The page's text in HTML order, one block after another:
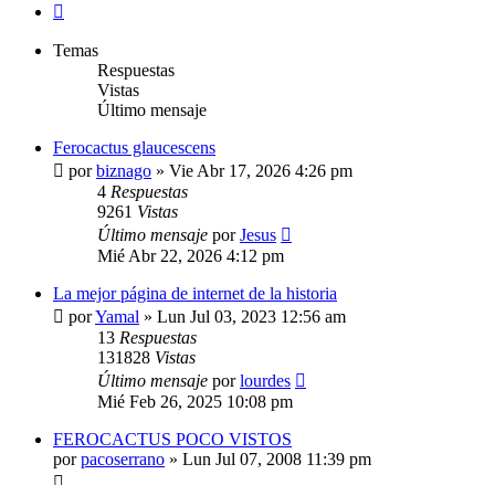
Temas
Respuestas
Vistas
Último mensaje
Ferocactus glaucescens
porbiznago » Vie Abr 17, 2026 4:26 pm
4 Respuestas
9261 Vistas
Último mensaje porJesus
Mié Abr 22, 2026 4:12 pm
La mejor página de internet de la historia
porYamal » Lun Jul 03, 2023 12:56 am
13 Respuestas
131828 Vistas
Último mensaje porlourdes
Mié Feb 26, 2025 10:08 pm
FEROCACTUS POCO VISTOS
porpacoserrano » Lun Jul 07, 2008 11:39 pm